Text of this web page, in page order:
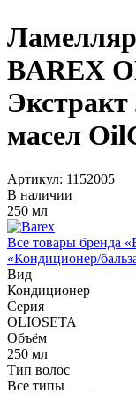
BAREX
масел
Артикул: 1152005
В наличии
250 мл
Все товары бренда «
«Кондиционер/
Вид
Кондиционер
Серия
OLIOSETA
Объём
250 мл
Тип волос
Все типы